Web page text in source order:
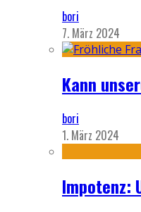
bori
7. März 2024
Kann
bori
1. März 2024
Impotenz: